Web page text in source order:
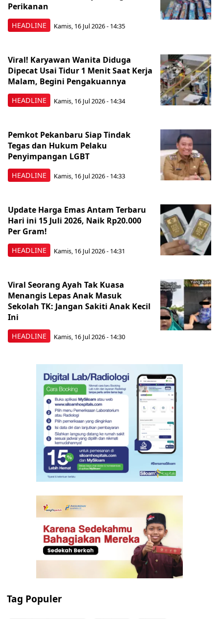
HEADLINE
Perikanan
Kamis, 16 Jul 2026 - 14:35
HEADLINE
Viral! Karyawan Wanita Diduga
Dipecat Usai Tidur 1 Menit Saat Kerja
Malam, Begini Pengakuannya
Kamis, 16 Jul 2026 - 14:34
HEADLINE
Pemkot Pekanbaru Siap Tindak
Tegas dan Hukum Pelaku
Penyimpangan LGBT
Kamis, 16 Jul 2026 - 14:33
HEADLINE
Update Harga Emas Antam Terbaru
Hari ini 15 Juli 2026, Naik Rp20.000
Per Gram!
Kamis, 16 Jul 2026 - 14:31
HEADLINE
Viral Seorang Ayah Tak Kuasa
Menangis Lepas Anak Masuk
Sekolah TK: Jangan Sakiti Anak Kecil
Ini
Kamis, 16 Jul 2026 - 14:30
Tag Populer